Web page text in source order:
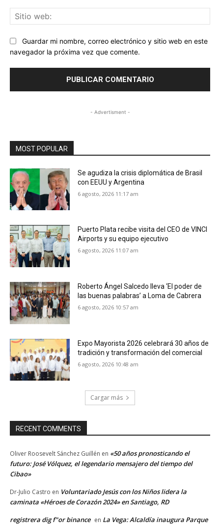
Guardar mi nombre, correo electrónico y sitio web en este
navegador la próxima vez que comente.
- Advertisment -
MOST POPULAR
Se agudiza la crisis diplomática de Brasil
con EEUU y Argentina
6 agosto, 2026 11:17 am
Puerto Plata recibe visita del CEO de VINCI
Airports y su equipo ejecutivo
6 agosto, 2026 11:07 am
Roberto Ángel Salcedo lleva ‘El poder de
las buenas palabras’ a Loma de Cabrera
6 agosto, 2026 10:57 am
Expo Mayorista 2026 celebrará 30 años de
tradición y transformación del comercial
6 agosto, 2026 10:48 am
Cargar más
RECENT COMMENTS
Oliver Roosevelt Sánchez Guillén en «50 años pronosticando el
futuro: José Vólquez, el legendario mensajero del tiempo del
Cibao»
Dr-Julio Castro en Voluntariado Jesús con los Niños lidera la
caminata «Héroes de Corazón 2024» en Santiago, RD
registrera dig f"or binance en La Vega: Alcaldía inaugura Parque